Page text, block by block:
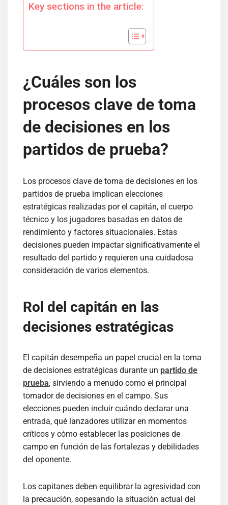
Key sections in the article:
¿Cuáles son los
procesos clave de toma
de decisiones en los
partidos de prueba?
Los procesos clave de toma de decisiones en los
partidos de prueba implican elecciones
estratégicas realizadas por el capitán, el cuerpo
técnico y los jugadores basadas en datos de
rendimiento y factores situacionales. Estas
decisiones pueden impactar significativamente el
resultado del partido y requieren una cuidadosa
consideración de varios elementos.
Rol del capitán en las
decisiones estratégicas
El capitán desempeña un papel crucial en la toma
de decisiones estratégicas durante un partido de
prueba, sirviendo a menudo como el principal
tomador de decisiones en el campo. Sus
elecciones pueden incluir cuándo declarar una
entrada, qué lanzadores utilizar en momentos
críticos y cómo establecer las posiciones de
campo en función de las fortalezas y debilidades
del oponente.
Los capitanes deben equilibrar la agresividad con
la precaución, sopesando la situación actual del